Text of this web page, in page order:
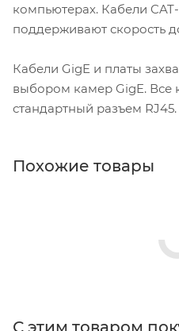
компьютерах. Кабели CAT-
поддерживают скорость
Кабели GigE и платы
выбором камер GigE. Все
стандартный разъем RJ45.
Похожие товары
С этим товаром